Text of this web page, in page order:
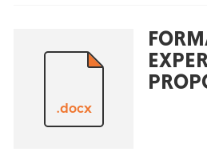
.docx